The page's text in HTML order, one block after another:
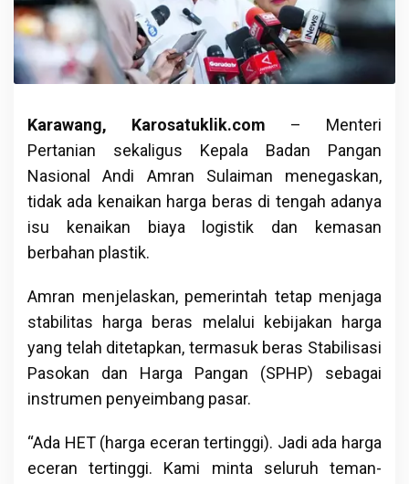
Karawang, Karosatuklik.com – Menteri
Pertanian sekaligus Kepala Badan Pangan
Nasional Andi Amran Sulaiman menegaskan,
tidak ada kenaikan harga beras di tengah adanya
isu kenaikan biaya logistik dan kemasan
berbahan plastik.
Amran menjelaskan, pemerintah tetap menjaga
stabilitas harga beras melalui kebijakan harga
yang telah ditetapkan, termasuk beras Stabilisasi
Pasokan dan Harga Pangan (SPHP) sebagai
instrumen penyeimbang pasar.
“Ada HET (harga eceran tertinggi). Jadi ada harga
eceran tertinggi. Kami minta seluruh teman-